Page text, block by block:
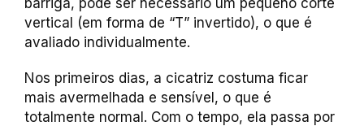
barriga, pode ser necessário um pequeno corte
vertical (em forma de “T” invertido), o que é
avaliado individualmente.
Nos primeiros dias, a cicatriz costuma ficar
mais avermelhada e sensível, o que é
totalmente normal. Com o tempo, ela passa por